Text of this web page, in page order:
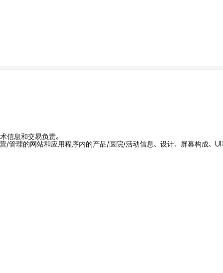
信息和交易负责。
理的网站和应用程序内的产品/医院/活动信息、设计、屏幕构成、UI